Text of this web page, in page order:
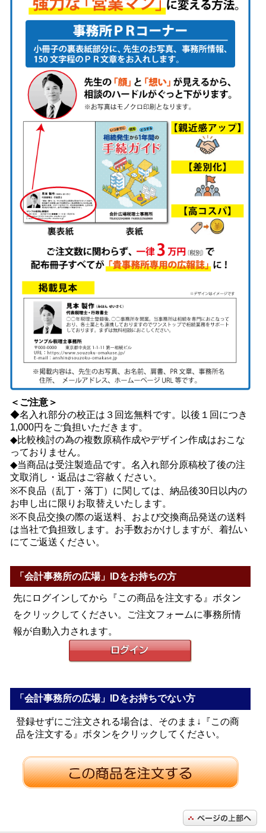
＜ご注意＞
◆名入れ部分の校正は３回迄無料です。以後１回につき
1,000円をご負担いただきます。
◆比較検討の為の複数原稿作成やデザイン作成はおこな
っておりません。
◆当商品は受注製造品です。名入れ部分原稿校了後の注
文取消し・返品はご容赦ください。
※不良品（乱丁・落丁）に関しては、納品後30日以内の
お申し出に限りお取替えいたします。
※不良品交換の際の返送料、および交換商品発送の送料
は当社で負担致します。お手数おかけしますが、着払い
にてご返送ください。
「会計事務所の広場」IDをお持ちの方
先にログインしてから『この商品を注文する』ボタン
をクリックしてください。ご注文フォームに事務所情
報が自動入力されます。
「会計事務所の広場」IDをお持ちでない方
登録せずにご注文される場合は、そのまま↓『この商
品を注文する』ボタンをクリックしてください。